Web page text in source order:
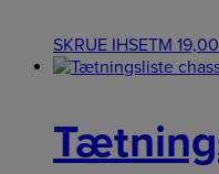
SKRUE IHSETM 19,00